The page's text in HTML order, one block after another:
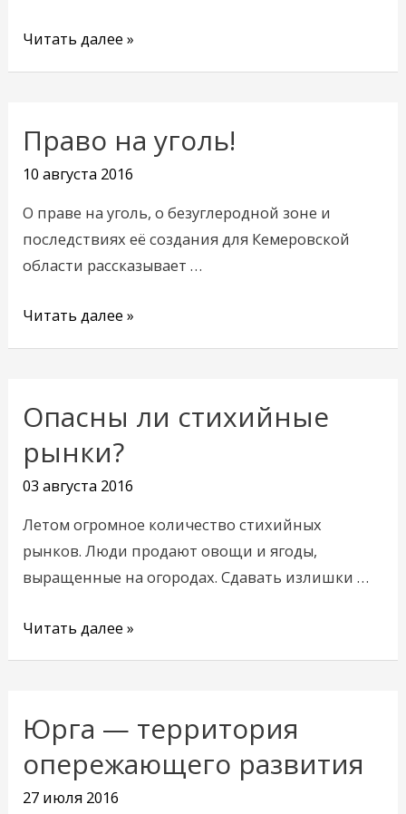
Читать далее »
Право на уголь!
10 августа 2016
О праве на уголь, о безуглеродной зоне и
последствиях её создания для Кемеровской
области рассказывает …
Право
Читать далее »
Опасны ли стихийные
рынки?
03 августа 2016
Летом огромное количество стихийных
рынков. Люди продают овощи и ягоды,
выращенные на огородах. Сдавать излишки …
Опасны
стихийные
рынки?
Читать далее »
Юрга — территория
опережающего развития
27 июля 2016
Юрга
территория
опережающего